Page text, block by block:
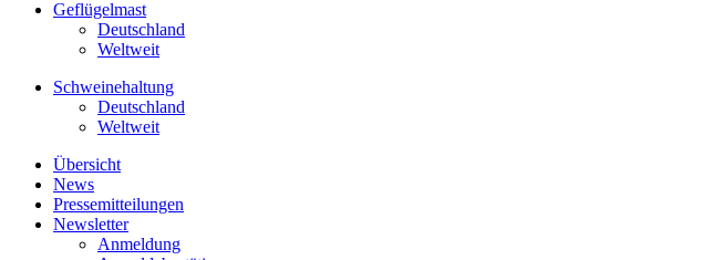
Geflügelmast
Deutschland
Weltweit
Schweinehaltung
Deutschland
Weltweit
Übersicht
News
Pressemitteilungen
Newsletter
Anmeldung